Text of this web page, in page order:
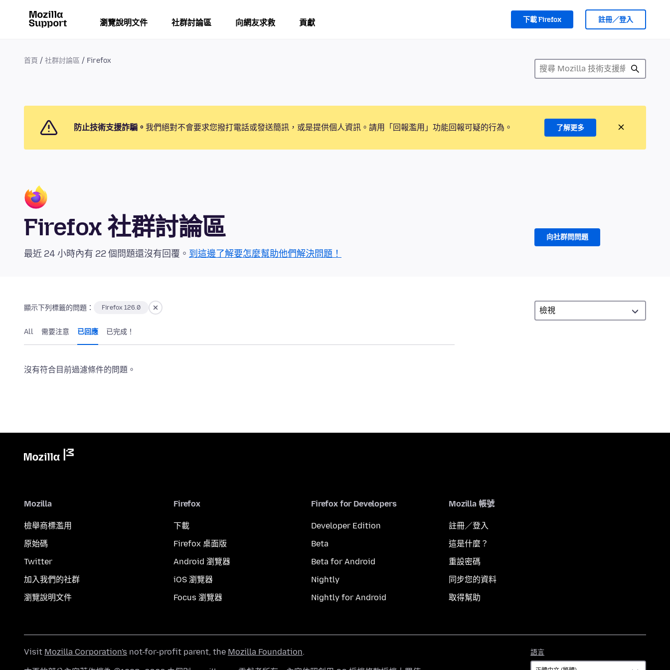
瀏覽說明文件 社群討論區 向網友求救 貢獻 下載 Firefox 註冊／登入
首頁 社群討論區 Firefox
防止技術支援詐騙。 我們絕對不會要求您撥打電話或發送簡訊，或是提供個人資訊。請用「回報濫用」功能回報可疑的行為。 了解更多
Firefox 社群討論區
最近 24 小時內有 22 個問題還沒有回覆。 到這邊了解要怎麼幫助他們解決問題！
向社群問問題
顯示下列標籤的問題： Firefox 126.0
All 需要注意 已回應 已完成！
沒有符合目前過濾條件的問題。
Mozilla
檢舉商標濫用
原始碼
Twitter
加入我們的社群
瀏覽說明文件
Firefox
下載
Firefox 桌面版
Android 瀏覽器
iOS 瀏覽器
Focus 瀏覽器
Firefox for Developers
Developer Edition
Beta
Beta for Android
Nightly
Nightly for Android
Mozilla 帳號
註冊／登入
這是什麼？
重設密碼
同步您的資料
取得幫助
語言
言
Visit Mozilla Corporation's not-for-profit parent, the Mozilla Foundation.